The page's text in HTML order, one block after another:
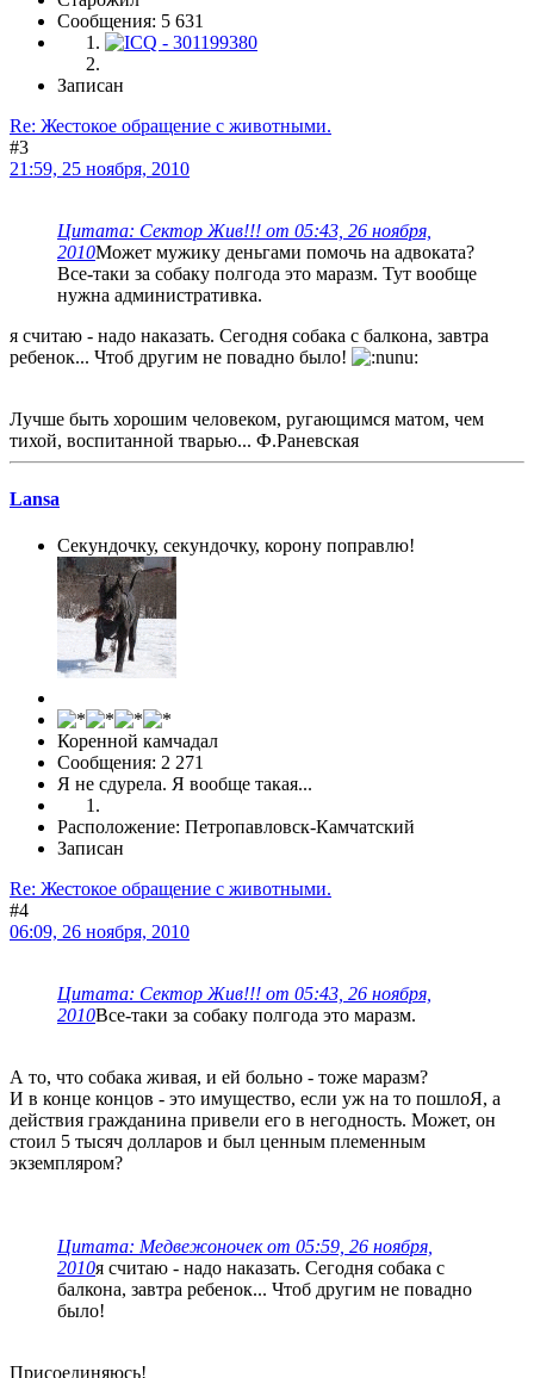
Сообщения: 5 631
Записан
Re: Жестокое обращение с животными.
#3
21:59, 25 ноября, 2010
Цитата: Сектор Жив!!! от 05:43, 26 ноября,
2010Может мужику деньгами помочь на адвоката?
Все-таки за собаку полгода это маразм. Тут вообще
нужна административка.
я считаю - надо наказать. Сегодня собака с балкона, завтра
ребенок... Чтоб другим не повадно было!
Лучше быть хорошим человеком, ругающимся матом, чем
тихой, воспитанной тварью... Ф.Раневская
Lansa
Секундочку, секундочку, корону поправлю!
Коренной камчадал
Сообщения: 2 271
Я не сдурела. Я вообще такая...
Расположение: Петропавловск-Камчатский
Записан
Re: Жестокое обращение с животными.
#4
06:09, 26 ноября, 2010
Цитата: Сектор Жив!!! от 05:43, 26 ноября,
2010Все-таки за собаку полгода это маразм.
А то, что собака живая, и ей больно - тоже маразм?
И в конце концов - это имущество, если уж на то пошлоЯ, а
действия гражданина привели его в негодность. Может, он
стоил 5 тысяч долларов и был ценным племенным
экземпляром?
Цитата: Медвежоночек от 05:59, 26 ноября,
2010я считаю - надо наказать. Сегодня собака с
балкона, завтра ребенок... Чтоб другим не повадно
было!
Присоединяюсь!